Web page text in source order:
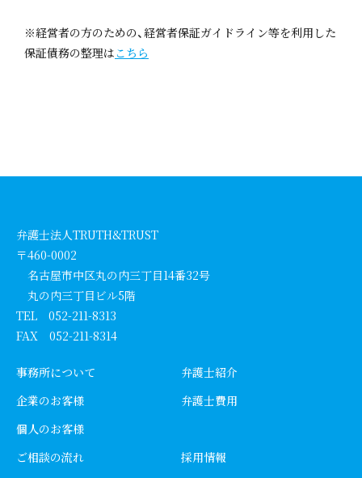
※経営者の方のための、経営者保証ガイドライン等を利用した
保証債務の整理は こちら
弁護士法人TRUTH&TRUST
〒460-0002
名古屋市中区丸の内三丁目14番32号
丸の内三丁目ビル5階
TEL 052-211-8313
FAX 052-211-8314
事務所について
企業のお客様
個人のお客様
弁護士紹介
弁護士費用
ご相談の流れ
採用情報